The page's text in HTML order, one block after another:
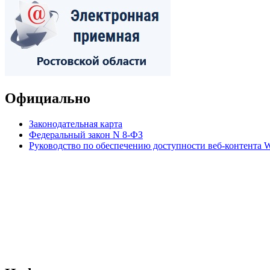
Официально
Законодательная карта
Федеральный закон N 8-ФЗ
Руководство по обеспечению доступности веб-контента